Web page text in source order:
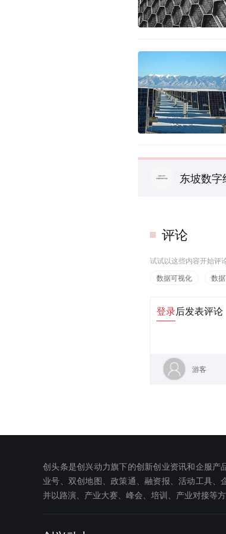
东坡数字
评论
试试以这些内容开始评
数据可视化
数
登录后发表评论
游客
创头条是创兴动力旗下的创新创业资讯和企服
业号、双创地图、政策通、融资报、活动工具、
并以路演、产业大赛、峰会、培训、产业对接等方